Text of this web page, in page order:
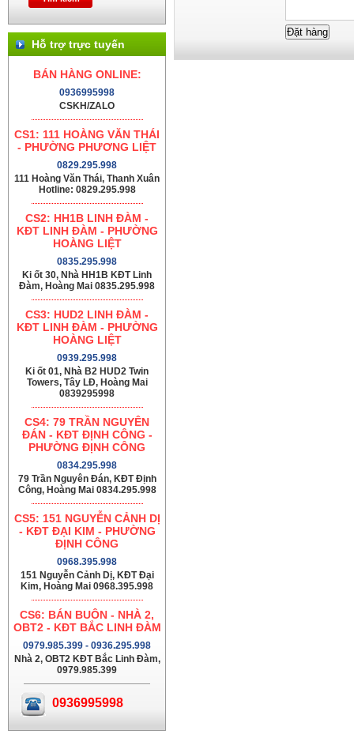
Hỗ trợ trực tuyến
BÁN HÀNG ONLINE:
0936995998
CSKH/ZALO
CS1: 111 HOÀNG VĂN THÁI
- PHƯỜNG PHƯƠNG LIỆT
0829.295.998
111 Hoàng Văn Thái, Thanh Xuân
Hotline: 0829.295.998
CS2: HH1B LINH ĐÀM -
KĐT LINH ĐÀM - PHƯỜNG
HOÀNG LIỆT
0835.295.998
Ki ốt 30, Nhà HH1B KĐT Linh
Đàm, Hoàng Mai 0835.295.998
CS3: HUD2 LINH ĐÀM -
KĐT LINH ĐÀM - PHƯỜNG
HOÀNG LIỆT
0939.295.998
Ki ốt 01, Nhà B2 HUD2 Twin
Towers, Tây LĐ, Hoàng Mai
0839295998
CS4: 79 TRẦN NGUYÊN
ĐÁN - KĐT ĐỊNH CÔNG -
PHƯỜNG ĐỊNH CÔNG
0834.295.998
79 Trần Nguyên Đán, KĐT Định
Công, Hoàng Mai 0834.295.998
CS5: 151 NGUYỄN CẢNH DỊ
- KĐT ĐẠI KIM - PHƯỜNG
ĐỊNH CÔNG
0968.395.998
151 Nguyễn Cảnh Dị, KĐT Đại
Kim, Hoàng Mai 0968.395.998
CS6: BÁN BUÔN - NHÀ 2,
OBT2 - KĐT BẮC LINH ĐÀM
0979.985.399 - 0936.295.998
Nhà 2, OBT2 KĐT Bắc Linh Đàm,
0979.985.399
0936995998